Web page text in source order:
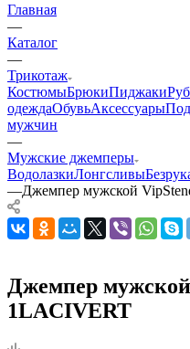
Главная
—
Каталог
—
Трикотаж
КостюмыБрюкиПиджаки
одеждаОбувьАксессуары
мужчин
—
Мужские джемперы
ВодолазкиЛонгсливы
—Джемпер мужской
Джемпер
1LACIVERT